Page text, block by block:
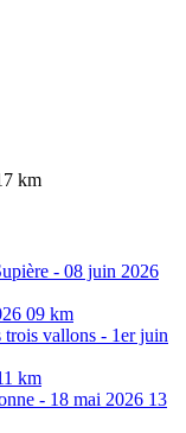
km
- 08 juin 2026
09 km
vallons - 1er juin
km
- 18 mai 2026 13